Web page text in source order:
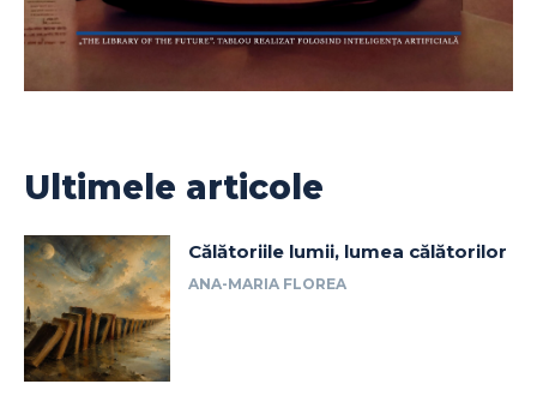
Ultimele articole
Călătoriile lumii, lumea călătorilor
ANA-MARIA FLOREA